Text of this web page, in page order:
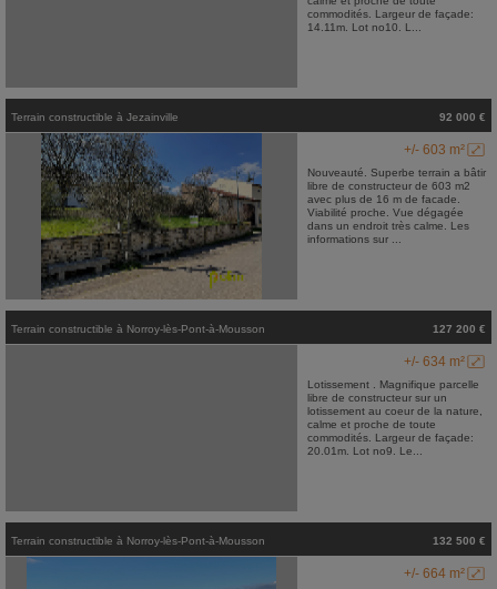
commodités. Largeur de façade:
14.11m. Lot no10. L...
Terrain constructible à Jezainville 92 000 €
+/- 603 m²
Nouveauté. Superbe terrain a bâtir
libre de constructeur de 603 m2
avec plus de 16 m de facade.
Viabilité proche. Vue dégagée
dans un endroit très calme. Les
informations sur ...
Terrain constructible à Norroy-lès-Pont-à-Mousson 127 200 €
+/- 634 m²
Lotissement . Magnifique parcelle
libre de constructeur sur un
lotissement au coeur de la nature,
calme et proche de toute
commodités. Largeur de façade:
20.01m. Lot no9. Le...
Terrain constructible à Norroy-lès-Pont-à-Mousson 132 500 €
+/- 664 m²